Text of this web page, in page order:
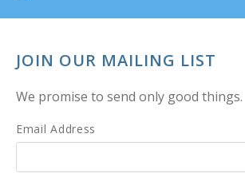
JOIN OUR MAILING LIST
We promise to send only good things.
Email Address